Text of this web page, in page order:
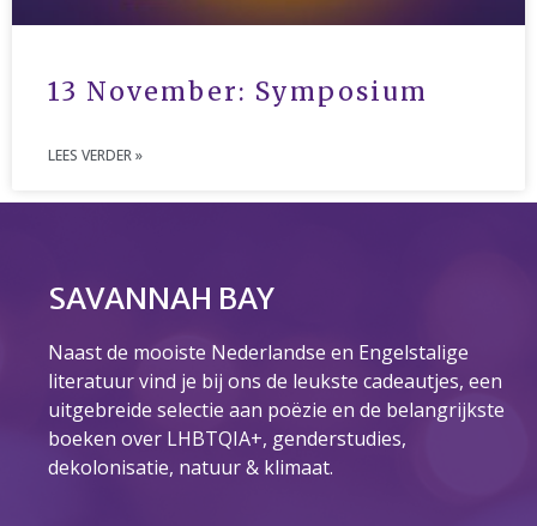
13 November: Symposium
LEES VERDER »
SAVANNAH BAY
Naast de mooiste Nederlandse en Engelstalige
literatuur vind je bij ons de leukste cadeautjes, een
uitgebreide selectie aan poëzie en de belangrijkste
boeken over LHBTQIA+, genderstudies,
dekolonisatie, natuur & klimaat.